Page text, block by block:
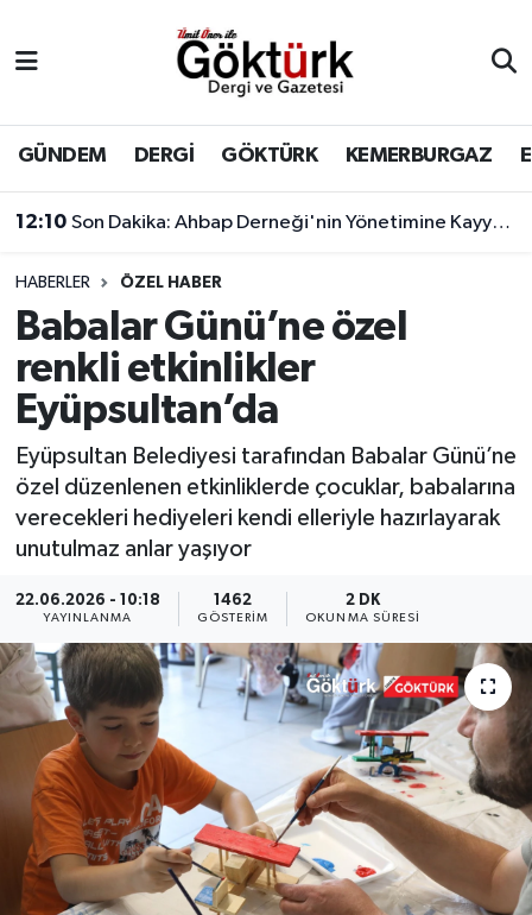
GÜNDEM DERGİ GÖKTÜRK KEMERBURGAZ
12:10 Son Dakika: Ahbap Derneği'nin Yönetimine Kayyum Atandı
HABERLER ÖZEL HABER
Babalar Günü’ne özel
renkli etkinlikler
Eyüpsultan’da
Eyüpsultan Belediyesi tarafından Babalar Günü’ne
özel düzenlenen etkinliklerde çocuklar, babalarına
verecekleri hediyeleri kendi elleriyle hazırlayarak
unutulmaz anlar yaşıyor
22.06.2026 - 10:18
YAYINLANMA
1462
GÖSTERIM
2 DK
OKUNMA SÜRESI
BİLİM
DERGİ
DÜNYA
EĞİTİM
EKONOMİ
GÖKTÜRK
GÜNDEM
MAGAZİN
ÖZEL HABER
SAĞLIK
SPOR
Eyüpsultan Hava Durumu
Eyüpsultan Trafik Yoğunluk Haritası
Süper Lig Puan Durumu ve Fikstür
Tüm Manşetler
Son Dakika Haberleri
Haber Arşivi